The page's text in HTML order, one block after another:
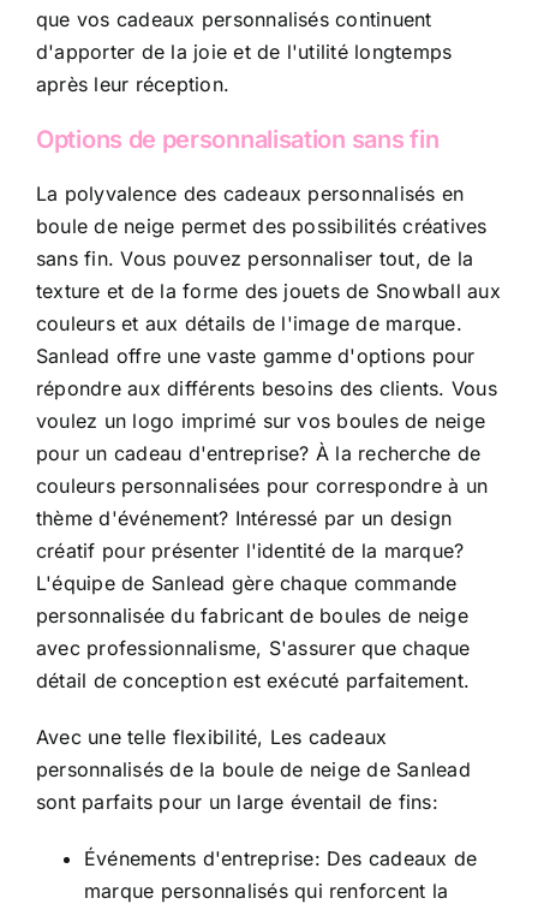
que vos cadeaux personnalisés continuent
d'apporter de la joie et de l'utilité longtemps
après leur réception.
Options de personnalisation sans fin
La polyvalence des cadeaux personnalisés en
boule de neige permet des possibilités créatives
sans fin. Vous pouvez personnaliser tout, de la
texture et de la forme des jouets de Snowball aux
couleurs et aux détails de l'image de marque.
Sanlead offre une vaste gamme d'options pour
répondre aux différents besoins des clients. Vous
voulez un logo imprimé sur vos boules de neige
pour un cadeau d'entreprise? À la recherche de
couleurs personnalisées pour correspondre à un
thème d'événement? Intéressé par un design
créatif pour présenter l'identité de la marque?
L'équipe de Sanlead gère chaque commande
personnalisée du fabricant de boules de neige
avec professionnalisme, S'assurer que chaque
détail de conception est exécuté parfaitement.
Avec une telle flexibilité, Les cadeaux
personnalisés de la boule de neige de Sanlead
sont parfaits pour un large éventail de fins:
Événements d'entreprise: Des cadeaux de
marque personnalisés qui renforcent la